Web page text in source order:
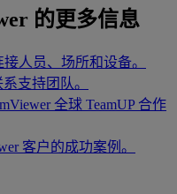
的更多信息
接人员、场所和设备。
支持团队。
全球 TeamUP 合作
客户的成功案例。